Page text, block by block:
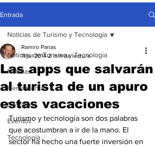
Entrada
Noticias de Turismo y Tecnología
Noticias
Herramientas
Destinos
Eventos
Tecnología
Noticias de Turismo y Tecnología
Las apps que salvarán
al turista de un apuro
estas vacaciones
Ramiro Parias
11 jul 2014 2 min de lectura
Turismo y tecnología son dos palabras
que acostumbran a ir de la mano. El
sector ha hecho una fuerte inversión en